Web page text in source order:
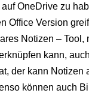
OneDrive zu
Office Version
Notizen – Tool,
kann,
der kann Notizen
können auch